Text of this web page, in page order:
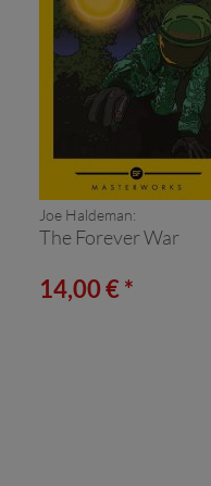
Joe Haldeman:
The Forever War
14,00 € *